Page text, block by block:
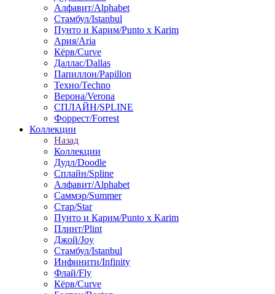
Алфавит/Alphabet
Стамбул/Istanbul
Пунто и Карим/Punto x Karim
Ария/Aria
Кёрв/Curve
Даллас/Dallas
Папиллон/Papillon
Техно/Techno
Верона/Verona
СПЛАЙН/SPLINE
Форрест/Forrest
Коллекции
Назад
Коллекции
Дудл/Doodle
Сплайн/Spline
Алфавит/Alphabet
Саммэр/Summer
Стар/Star
Пунто и Карим/Punto x Karim
Плинт/Plint
Джой/Joy
Стамбул/Istanbul
Инфинити/Infinity
Флай/Fly
Кёрв/Curve